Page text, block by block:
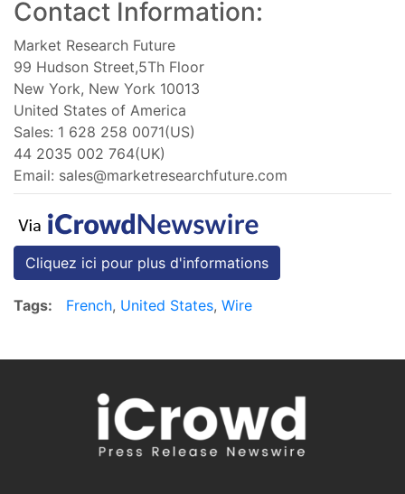
Contact Information:
Market Research Future
99 Hudson Street,5Th Floor
New York, New York 10013
United States of America
Sales: 1 628 258 0071(US)
44 2035 002 764(UK)
Email: sales@marketresearchfuture.com
Cliquez ici pour plus d'informations
Tags: French, United States, Wire